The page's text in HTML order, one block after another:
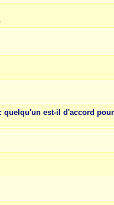
quelqu'un est-il d'accord